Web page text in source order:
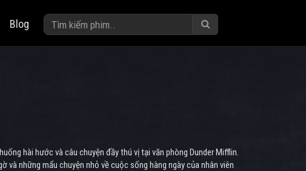
Blog
hài hước và câu chuyện đầy thú vị tại văn phòng Dunder Mifflin.
những mẩu chuyện nhỏ về cuộc sống hàng ngày của nhân viên